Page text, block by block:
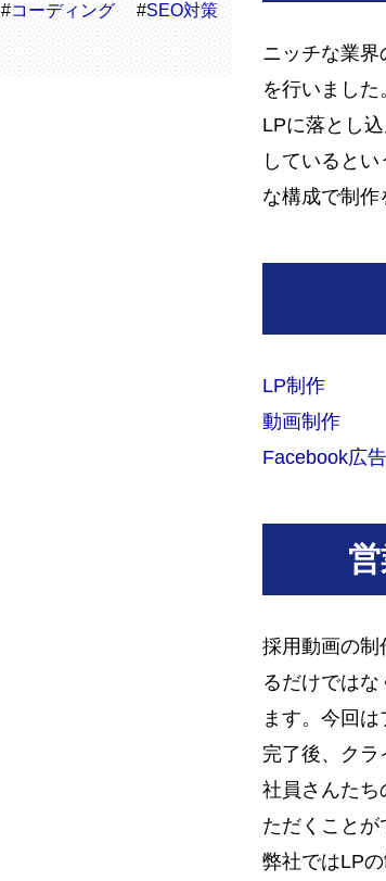
#コーディング #SEO対策
ニッチな業
を行いました
LPに落とし
していると
な構成で制作
LP制作
動画制作
Facebook広
採用動画の制
るだけでは
ます。今回
完了後、クラ
社員さんたち
ただくことが
弊社ではLP